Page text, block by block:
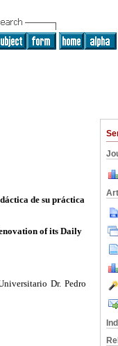
de su práctica
tion of its Daily
Dr. Pedro